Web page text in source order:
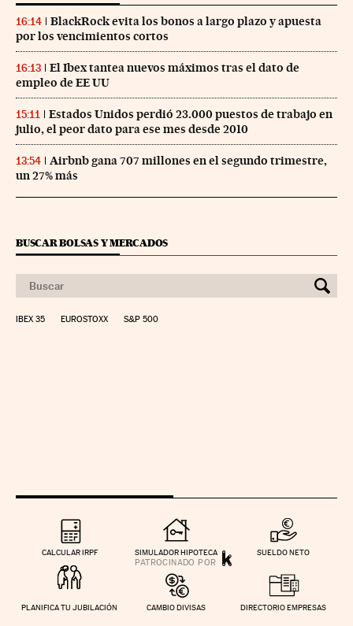
16:14
BlackRock evita los bonos a largo plazo y apuesta
por los vencimientos cortos
16:13
El Ibex tantea nuevos máximos tras el dato de
empleo de EE UU
15:11
Estados Unidos perdió 23.000 puestos de trabajo en
julio, el peor dato para ese mes desde 2010
13:54
Airbnb gana 707 millones en el segundo trimestre,
un 27% más
BUSCAR BOLSAS Y MERCADOS
IBEX 35 EUROSTOXX S&P 500
CALCULAR IRPF SIMULADOR HIPOTECA SUELDO NETO
PLANIFICA TU JUBILACIÓN CAMBIO DIVISAS DIRECTORIO EMPRESAS